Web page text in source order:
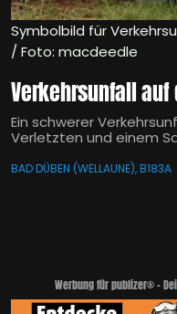
Symbolbild für
/ Foto: macdeedle
Verkehrsunfall auf
Ein schwerer
Verletzten und einem
BAD DÜBEN (WELLAUNE), B183A
Werbung für publizer® -